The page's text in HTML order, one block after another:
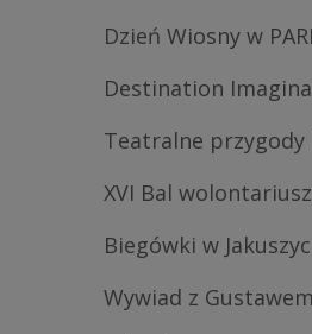
Dzień Wiosny w
Destination
Teatralne przygody
XVI Bal
Biegówki w
Wywiad z